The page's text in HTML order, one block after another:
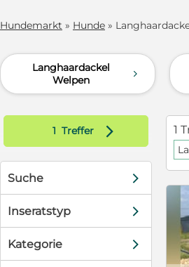
Hundemarkt » Hunde »
Langhaardackel
Welpen
d
1 Treffer d
Suche d
Inseratstyp d
Kategorie d
1